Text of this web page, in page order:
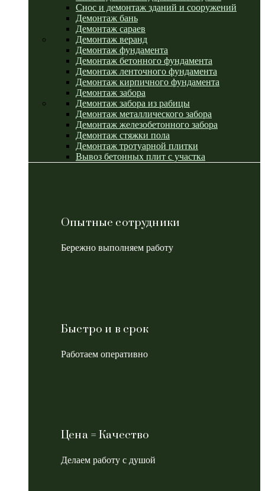
Снос и демонтаж зданий и сооружений
Демонтаж бань
Демонтаж сараев
Демонтаж веранд
Демонтаж фундамента
Демонтаж бетонного фундамента
Демонтаж ленточного фундамента
Демонтаж кирпичного фундамента
Демонтаж забора
Демонтаж забора из рабицы
Демонтаж металлического забора
Демонтаж железобетонного забора
Демонтаж стяжки пола
Демонтаж тротуарной плитки
Вывоз бетонных плит с участка
Опытные сотрудники
Бережно выполняем работу
Быстро и в срок
Работаем оперативно
Цена = Качество
Делаем работу с душой